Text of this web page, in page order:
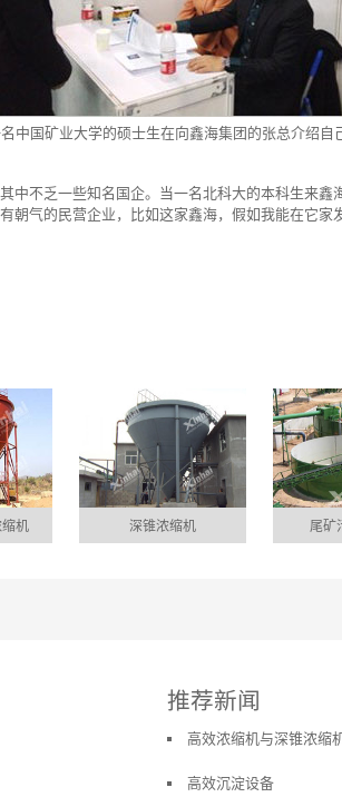
中国矿业大学的硕士生在向鑫海集团的张总介绍自
中不乏一些知名国企。当一名北科大的本科生来
气的民营企业，比如这家鑫海，假如我能在它家
机 深锥浓缩机 尾矿
推荐新闻
高效浓缩机与深锥浓缩
高效沉淀设备